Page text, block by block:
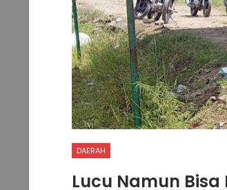
DAERAH
Lucu Namun